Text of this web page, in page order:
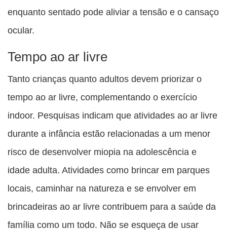
enquanto sentado pode aliviar a tensão e o cansaço
ocular.
Tempo ao ar livre
Tanto crianças quanto adultos devem priorizar o
tempo ao ar livre, complementando o exercício
indoor. Pesquisas indicam que atividades ao ar livre
durante a infância estão relacionadas a um menor
risco de desenvolver miopia na adolescência e
idade adulta. Atividades como brincar em parques
locais, caminhar na natureza e se envolver em
brincadeiras ao ar livre contribuem para a saúde da
família como um todo. Não se esqueça de usar